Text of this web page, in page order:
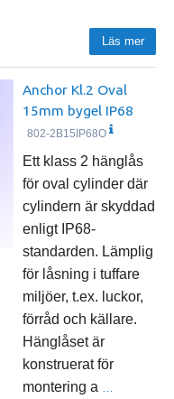
Läs mer
Anchor Kl.2 Oval
15mm bygel IP68
802-2B15IP68O
Ett klass 2 hänglås
för oval cylinder där
cylindern är skyddad
enligt IP68-
standarden. Lämplig
för låsning i tuffare
miljöer, t.ex. luckor,
förråd och källare.
Hänglåset är
konstruerat för
montering a